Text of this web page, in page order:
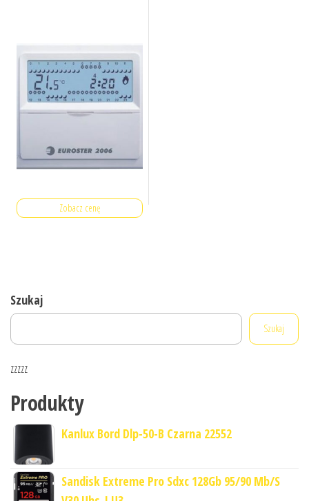
Zobacz cenę
Szukaj
Szukaj
zzzzz
Produkty
Kanlux Bord Dlp-50-B Czarna 22552
Sandisk Extreme Pro Sdxc 128Gb 95/90 Mb/S